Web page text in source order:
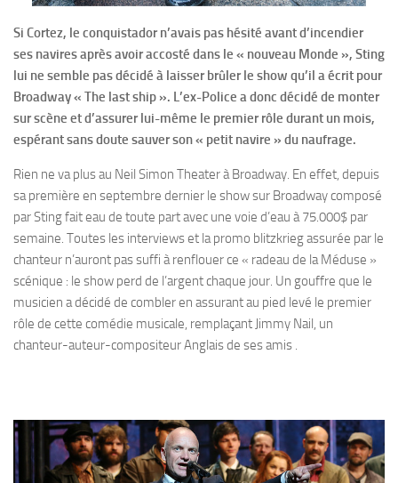
Si Cortez, le conquistador n’avais pas hésité avant d’incendier
ses navires après avoir accosté dans le « nouveau Monde », Sting
lui ne semble pas décidé à laisser brûler le show qu’il a écrit pour
Broadway « The last ship ». L’ex-Police a donc décidé de monter
sur scène et d’assurer lui-même le premier rôle durant un mois,
espérant sans doute sauver son « petit navire » du naufrage.
Rien ne va plus au Neil Simon Theater à Broadway. En effet, depuis
sa première en septembre dernier le show sur Broadway composé
par Sting fait eau de toute part avec une voie d’eau à 75.000$ par
semaine. Toutes les interviews et la promo blitzkrieg assurée par le
chanteur n’auront pas suffi à renflouer ce « radeau de la Méduse »
scénique : le show perd de l’argent chaque jour. Un gouffre que le
musicien a décidé de combler en assurant au pied levé le premier
rôle de cette comédie musicale, remplaçant Jimmy Nail, un
chanteur-auteur-compositeur Anglais de ses amis .